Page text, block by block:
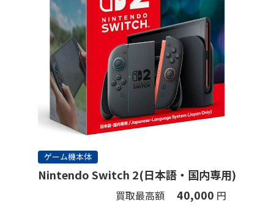
ゲーム機本体
Nintendo Switch 2(日本語・国内専用)
買取最高額 40,000 円